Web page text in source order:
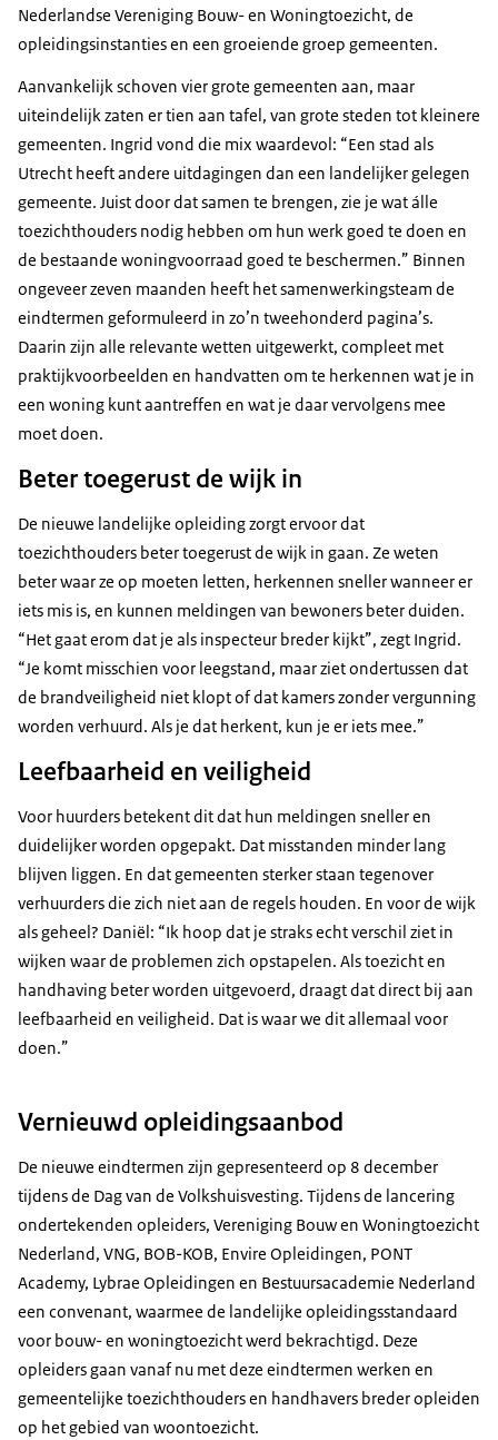
Nederlandse Vereniging Bouw- en Woningtoezicht, de
opleidingsinstanties en een groeiende groep gemeenten.
Aanvankelijk schoven vier grote gemeenten aan, maar
uiteindelijk zaten er tien aan tafel, van grote steden tot kleinere
gemeenten. Ingrid vond die mix waardevol: “Een stad als
Utrecht heeft andere uitdagingen dan een landelijker gelegen
gemeente. Juist door dat samen te brengen, zie je wat álle
toezichthouders nodig hebben om hun werk goed te doen en
de bestaande woningvoorraad goed te beschermen.” Binnen
ongeveer zeven maanden heeft het samenwerkingsteam de
eindtermen geformuleerd in zo’n tweehonderd pagina’s.
Daarin zijn alle relevante wetten uitgewerkt, compleet met
praktijkvoorbeelden en handvatten om te herkennen wat je in
een woning kunt aantreffen en wat je daar vervolgens mee
moet doen.
Beter toegerust de wijk in
De nieuwe landelijke opleiding zorgt ervoor dat
toezichthouders beter toegerust de wijk in gaan. Ze weten
beter waar ze op moeten letten, herkennen sneller wanneer er
iets mis is, en kunnen meldingen van bewoners beter duiden.
“Het gaat erom dat je als inspecteur breder kijkt”, zegt Ingrid.
“Je komt misschien voor leegstand, maar ziet ondertussen dat
de brandveiligheid niet klopt of dat kamers zonder vergunning
worden verhuurd. Als je dat herkent, kun je er iets mee.”
Leefbaarheid en veiligheid
Voor huurders betekent dit dat hun meldingen sneller en
duidelijker worden opgepakt. Dat misstanden minder lang
blijven liggen. En dat gemeenten sterker staan tegenover
verhuurders die zich niet aan de regels houden. En voor de wijk
als geheel? Daniël: “Ik hoop dat je straks echt verschil ziet in
wijken waar de problemen zich opstapelen. Als toezicht en
handhaving beter worden uitgevoerd, draagt dat direct bij aan
leefbaarheid en veiligheid. Dat is waar we dit allemaal voor
doen.”
Vernieuwd opleidingsaanbod
De nieuwe eindtermen zijn gepresenteerd op 8 december
tijdens de Dag van de Volkshuisvesting. Tijdens de lancering
ondertekenden opleiders, Vereniging Bouw en Woningtoezicht
Nederland, VNG, BOB-KOB, Envire Opleidingen, PONT
Academy, Lybrae Opleidingen en Bestuursacademie Nederland
een convenant, waarmee de landelijke opleidingsstandaard
voor bouw- en woningtoezicht werd bekrachtigd. Deze
opleiders gaan vanaf nu met deze eindtermen werken en
gemeentelijke toezichthouders en handhavers breder opleiden
op het gebied van woontoezicht.